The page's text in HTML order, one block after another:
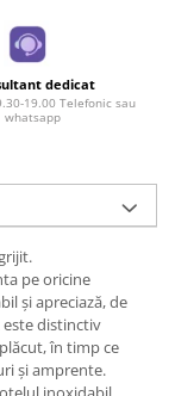
dedicat
19.00 Telefonic sau
whatsapp
pe oricine
și apreciază, de
este distinctiv
în timp ce
și amprente.